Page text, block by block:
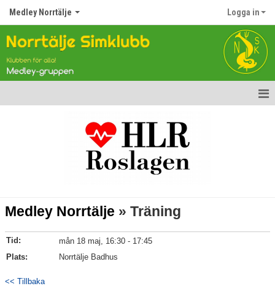
Medley Norrtälje Logga in
Träningarna
Medley Norrtälje » Träning
Tid:
mån 18 maj, 16:30 - 17:45
Plats:
Norrtälje Badhus
<< Tillbaka